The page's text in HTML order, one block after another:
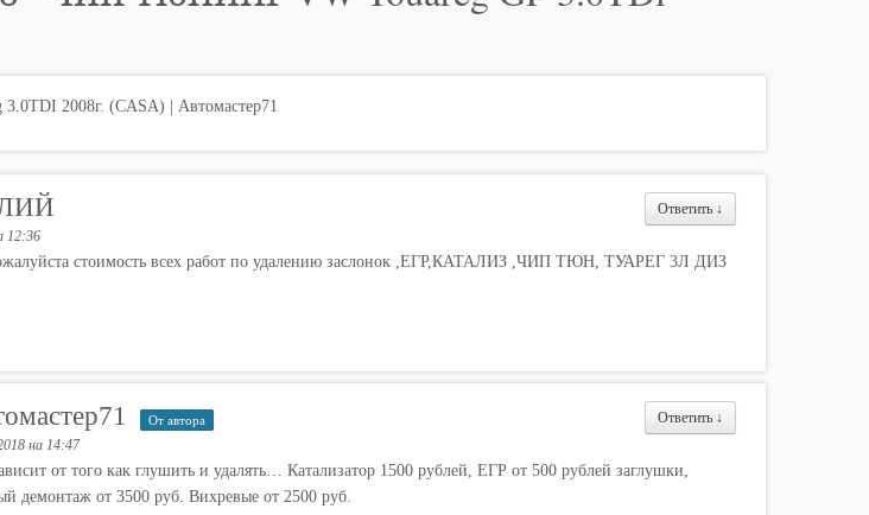
2008г. (CASA) | Автомастер71
Ответить ↓
12:36
стоимость всех работ по удалению заслонок ,ЕГР,КАТАЛИЗ ,ЧИП ТЮН, ТУАРЕГ 3Л ДИЗ
Ответить ↓
От автора
на 14:47
от того как глушить и удалять… Катализатор 1500 рублей, ЕГР от 500 рублей заглушки,
демонтаж от 3500 руб. Вихревые от 2500 руб.